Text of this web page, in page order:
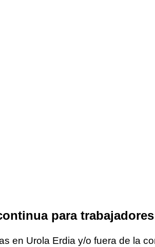
para trabajadores
en Urola Erdia y/o fuera de la